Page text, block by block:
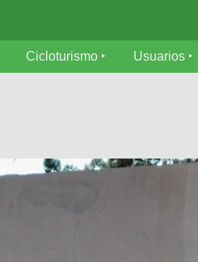
Cicloturismo Usuarios